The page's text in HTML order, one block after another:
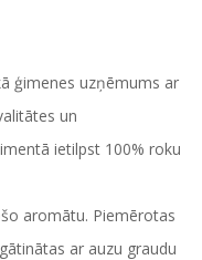
ģimenes uzņēmums ar
un
ietilpst 100% roku
aromātu. Piemērotas
ar auzu graudu